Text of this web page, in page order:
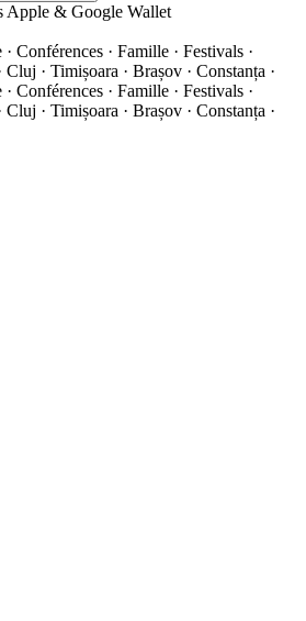
Apple & Google Wallet
Conférences · Famille · Festivals ·
· Timișoara · Brașov · Constanța ·
Conférences · Famille · Festivals ·
· Timișoara · Brașov · Constanța ·